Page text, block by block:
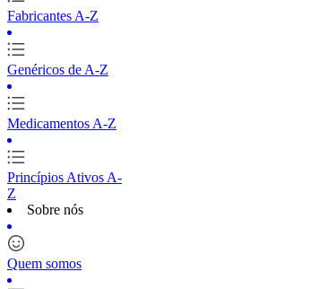
Fabricantes A-Z
Genéricos de A-Z
Medicamentos A-Z
Princípios Ativos A-
Z
Sobre nós
Quem somos